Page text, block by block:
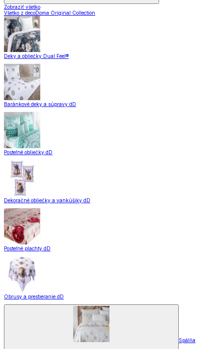
Zobraziť všetko
Všetko z decoDoma Original Collection
Deky a obliečky Dual Feel®
Baránkové deky a súpravy dD
Posteľné obliečky dD
Dekoračné obliečky a vankúšiky dD
Posteľné plachty dD
Obrusy a prestieranie dD
Spálňa